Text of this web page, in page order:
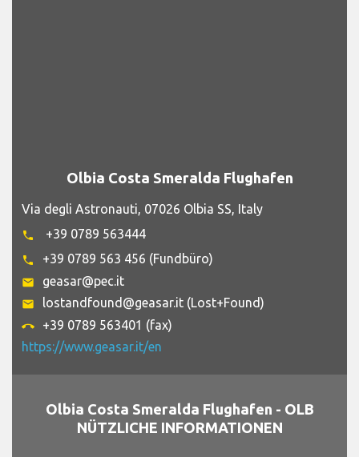
Olbia Costa Smeralda Flughafen
Via degli Astronauti, 07026 Olbia SS, Italy
phone +39 0789 563444
phone +39 0789 563 456 (Fundbüro)
email geasar@pec.it
email lostandfound@geasar.it (Lost+Found)
call_end
+39 0789 563401 (fax)
https://www.geasar.it/en
Olbia Costa Smeralda Flughafen - OLB
NÜTZLICHE INFORMATIONEN